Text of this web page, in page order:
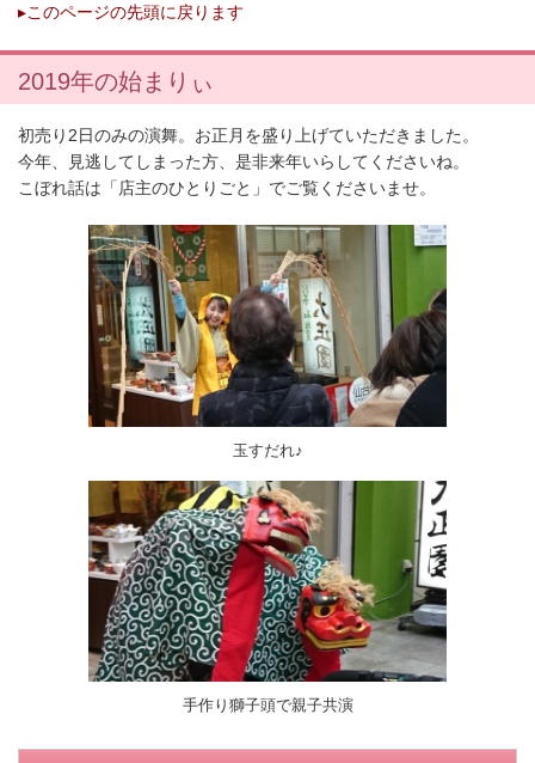
▸このページの先頭に戻ります
2019年の始まりぃ
初売り2日のみの演舞。お正月を盛り上げていただきました。
今年、見逃してしまった方、是非来年いらしてくださいね。
こぼれ話は「店主のひとりごと」でご覧くださいませ。
玉すだれ♪
手作り獅子頭で親子共演